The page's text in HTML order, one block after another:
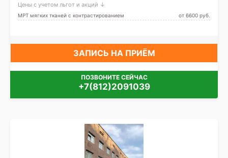
Зенит (ранее
Новокрестовская)
Цены с учетом льгот и акций ↓
МРТ мягких тканей с контрастированием от 6600 pуб.
ЗАПИСЬ НА ПРИЁМ
ПОЗВОНИТЕ СЕЙЧАС
+7(812)2091039